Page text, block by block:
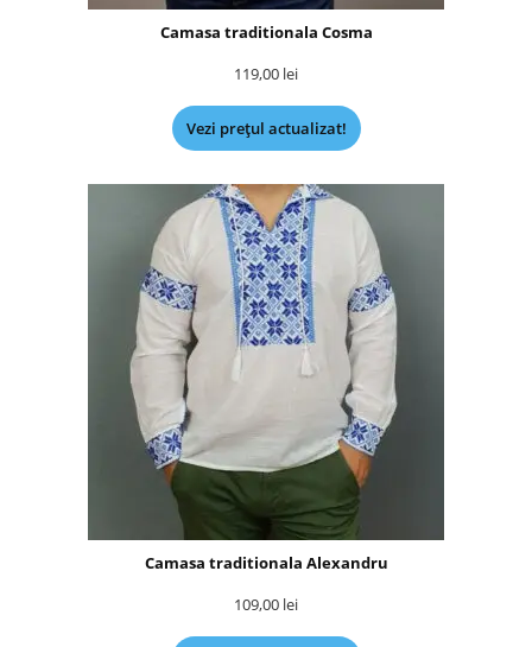
Camasa traditionala Cosma
119,00 lei
Vezi prețul actualizat!
Camasa traditionala Alexandru
109,00 lei